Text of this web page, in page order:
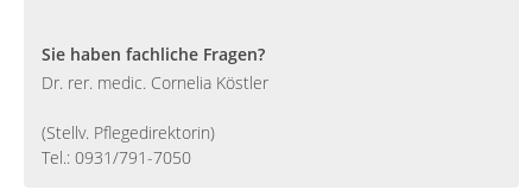
Sie haben fachliche Fragen?
Dr. rer. medic. Cornelia Köstler
(Stellv. Pflegedirektorin)
Tel.: 0931/791-7050